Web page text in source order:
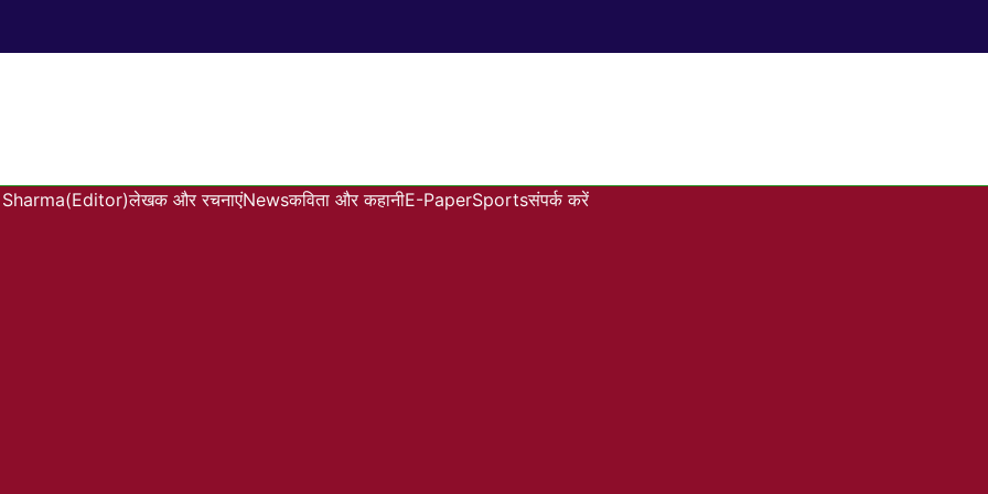
लेखक और रचनाएंNewsकविता और कहानीE-PaperSportsसंपर्क करें